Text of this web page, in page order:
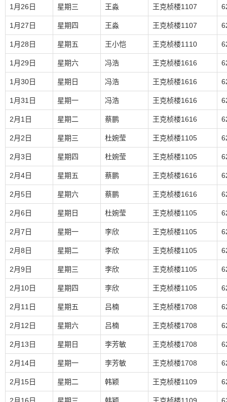
1月26日 星期三 王淼 王克桢楼1107
1月27日 星期四 王淼 王克桢楼1107
1月28日 星期五 王小恺 王克桢楼1110
1月29日 星期六 冯浩 王克桢楼1616
1月30日 星期日 冯浩 王克桢楼1616
1月31日 星期一 冯浩 王克桢楼1616
2月1日 星期二 蔡鹏 王克桢楼1616
2月2日 星期三 杜婉莹 王克桢楼1105
2月3日 星期四 杜婉莹 王克桢楼1105
2月4日 星期五 蔡鹏 王克桢楼1616
2月5日 星期六 蔡鹏 王克桢楼1616
2月6日 星期日 杜婉莹 王克桢楼1105
2月7日 星期一 李欣 王克桢楼1105
2月8日 星期二 李欣 王克桢楼1105
2月9日 星期三 李欣 王克桢楼1105
2月10日 星期四 李欣 王克桢楼1105
2月11日 星期五 吕楠 王克桢楼1708
2月12日 星期六 吕楠 王克桢楼1708
2月13日 星期日 李芳敏 王克桢楼1708
2月14日 星期一 李芳敏 王克桢楼1708
2月15日 星期二 韩颖 王克桢楼1109